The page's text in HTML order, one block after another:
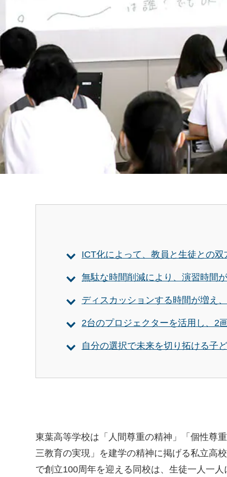
ICT化によって、教員と生徒との
無駄な時間削減により、演習時間
ディスカッションする時間が増え
2台のプロジェクターを活用し、2
自分の選択で未来を切り拓ける子
東葉高等学校は「人間尊重の精神」「個性尊
三教育の実現」を建学の精神に掲げる私立高
で創立100周年を迎える同校は、生徒一人一